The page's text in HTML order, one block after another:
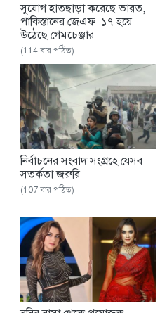
সুযোগ হাতছাড়া করেছে ভারত,
পাকিস্তানের জেএফ–১৭ হয়ে
উঠেছে গেমচেঞ্জার
(114 বার পঠিত)
নির্বাচনের সংবাদ সংগ্রহে যেসব
সতর্কতা জরুরি
(107 বার পঠিত)